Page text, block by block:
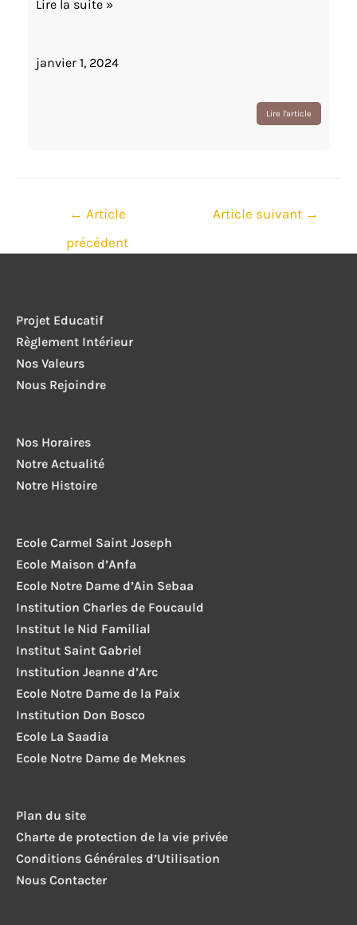
Un
Lire la suite »
janvier 1, 2024
Lire l'article
Navigation
← Article
précédent
Article suivant →
Projet Educatif
Règlement Intérieur
Nos Valeurs
Nous Rejoindre
Nos Horaires
Notre Actualité
Notre Histoire
Ecole Carmel Saint Joseph
Ecole Maison d’Anfa
Ecole Notre Dame d’Ain Sebaa
Institution Charles de Foucauld
Institut le Nid Familial
Institut Saint Gabriel
Institution Jeanne d’Arc
Ecole Notre Dame de la Paix
Institution Don Bosco
Ecole La Saadia
Ecole Notre Dame de Meknes
Plan du site
Charte de protection de la vie privée
Conditions Générales d’Utilisation
Nous Contacter